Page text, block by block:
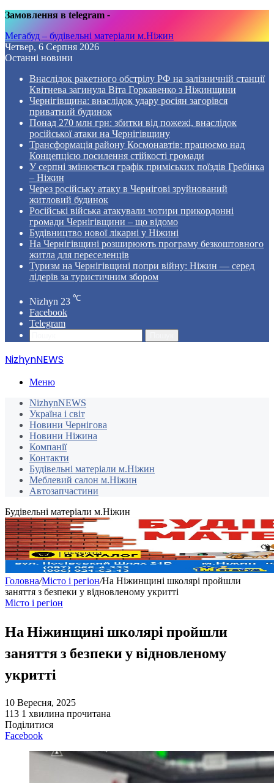
Замовлення в telegram -
Мегабуд – будівельні матеріали м.Ніжин
Четвер, 6 Серпня 2026
Останні новини
Внаслідок ракетного обстрілу РФ на залізничній станції
Квітнева загинула Віта Горкавенко з Ніжинщини
Чернігівщина: внаслідок удару росіян загорівся
приватний будинок
Понад 270 млн грн: збитки від пожежі, внаслідок
російської атаки на Чернігівщину
Трансформація району Космонавтів: працюємо над
Концепцією посилення стійкості громади
У серпні змінюється графік приміських поїздів Гребінка
– Ніжин
Через російську атаку в Чернігові зруйнований
житловий будинок
Російські війська атакували чотири прикордонні
громади Чернігівщини – що відомо
Будівництво нової лікарні у Ніжині
На Чернігівщині розширюють програму безкоштовного
житла для переселенців
Туризм на Чернігівщині попри війну: Ніжин — серед
лідерів за туристичним збором
Nizhyn 23 ℃
Facebook
Telegram
NizhynNEWS
Меню
NizhynNEWS
Україна і світ
Новини Чернігова
Новини Ніжина
Компанії
Контакти
Будівельні матеріали м.Ніжин
Меблевий салон м.Ніжин
Автозапчастини
Будівельні матеріали м.Ніжин
Головна/Місто і регіон/На Ніжинщині школярі пройшли
заняття з безпеки у відновленому укритті
Місто і регіон
На Ніжинщині школярі пройшли
заняття з безпеки у відновленому
укритті
10 Вересня, 2025
113 1 хвилина прочитана
Поділитися
Facebook